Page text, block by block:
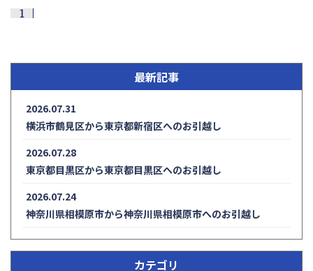
1
最新記事
2026.07.31
横浜市鶴見区から東京都新宿区へのお引越し
2026.07.28
東京都目黒区から東京都目黒区へのお引越し
2026.07.24
神奈川県相模原市から神奈川県相模原市へのお引越し
カテゴリ